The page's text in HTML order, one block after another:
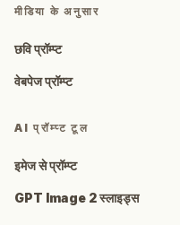
मीडिया के अनुसार
छवि प्रॉम्प्ट
वेबपेज प्रॉम्प्ट
AI प्रॉम्प्ट टूल
इमेज से प्रॉम्प्ट
GPT Image 2 स्लाइड्स